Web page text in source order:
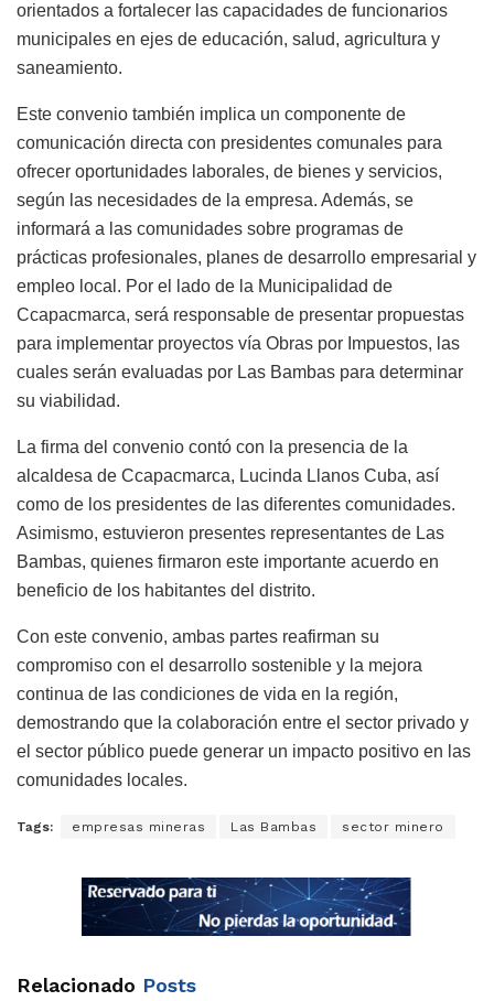
orientados a fortalecer las capacidades de funcionarios
municipales en ejes de educación, salud, agricultura y
saneamiento.
Este convenio también implica un componente de
comunicación directa con presidentes comunales para
ofrecer oportunidades laborales, de bienes y servicios,
según las necesidades de la empresa. Además, se
informará a las comunidades sobre programas de
prácticas profesionales, planes de desarrollo empresarial y
empleo local. Por el lado de la Municipalidad de
Ccapacmarca, será responsable de presentar propuestas
para implementar proyectos vía Obras por Impuestos, las
cuales serán evaluadas por Las Bambas para determinar
su viabilidad.
La firma del convenio contó con la presencia de la
alcaldesa de Ccapacmarca, Lucinda Llanos Cuba, así
como de los presidentes de las diferentes comunidades.
Asimismo, estuvieron presentes representantes de Las
Bambas, quienes firmaron este importante acuerdo en
beneficio de los habitantes del distrito.
Con este convenio, ambas partes reafirman su
compromiso con el desarrollo sostenible y la mejora
continua de las condiciones de vida en la región,
demostrando que la colaboración entre el sector privado y
el sector público puede generar un impacto positivo en las
comunidades locales.
Tags: empresas mineras Las Bambas sector minero
Relacionado Posts